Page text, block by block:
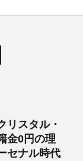
リスタル・
金0円の理
セナル時代